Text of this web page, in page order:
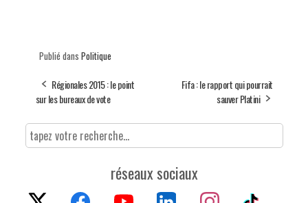
Publié dans Politique
Régionales 2015 : le point
sur les bureaux de vote
Fifa : le rapport qui pourrait
sauver Platini
réseaux sociaux